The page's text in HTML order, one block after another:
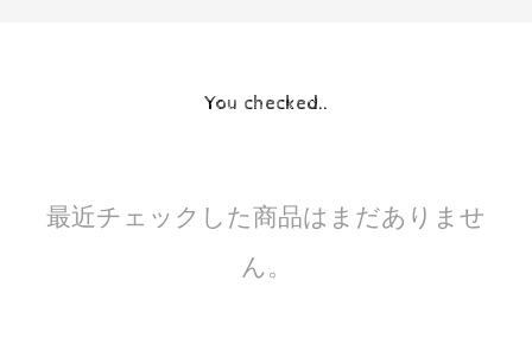
You checked..
最近チェックした商品はまだありませ
ん。